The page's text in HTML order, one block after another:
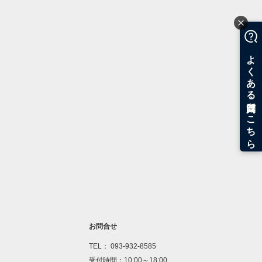
お問合せ
TEL： 093-932-8585
受付時間：10:00～18:00